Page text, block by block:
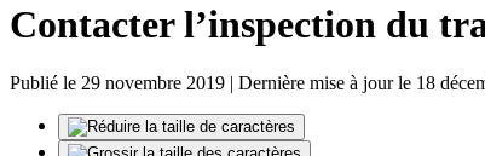
Contacter l’inspection du
Publié le 29 novembre 2019 | Dernière mise à jour le 18